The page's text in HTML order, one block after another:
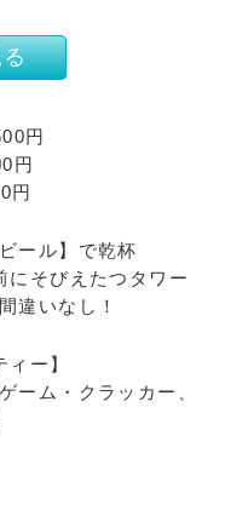
る
円
円
円
ール】で乾杯
にそびえたつタワー
違いなし！
ー】
ーム・クラッカー、